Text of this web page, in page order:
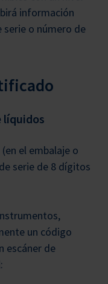
información
serie o número de
líquidos
el embalaje o
serie de 8 dígitos
un código
escáner de